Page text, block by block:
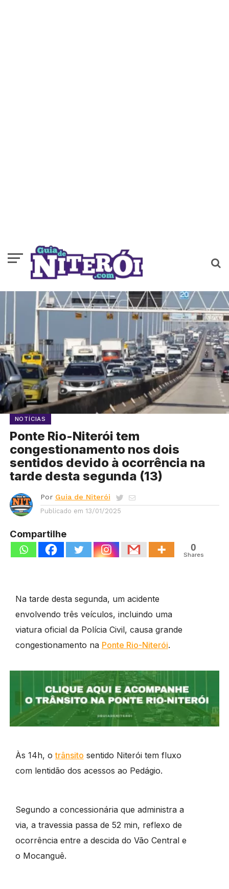
NOTÍCIAS
Ponte Rio-Niterói tem
congestionamento nos dois
sentidos devido à ocorrência na
tarde desta segunda (13)
Por Guia de Niterói
Publicado em 13/01/2025
Compartilhe
0
Shares
Na tarde desta segunda, um acidente
envolvendo três veículos, incluindo uma
viatura oficial da Polícia Civil, causa grande
congestionamento na Ponte Rio-Niterói.
Às 14h, otrânsito sentido Niterói tem fluxo
com lentidão dos acessos ao Pedágio.
Segundo a concessionária que administra a
via, a travessia passa de 52 min, reflexo de
ocorrência entre a descida do Vão Central e
o Mocanguê.